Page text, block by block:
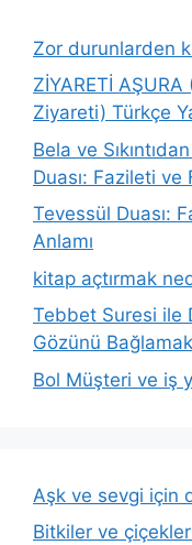
Zor durunlarden
ZİYARETİ
Ziyareti) Türkçe
Bela ve
Duası: Fazileti ve
Tevessül Duası:
Anlamı
kitap açtırmak
Tebbet Suresi ile
Gözünü Bağlamak
Bol Müşteri ve iş
Aşk ve sevgi için
Bitkiler ve